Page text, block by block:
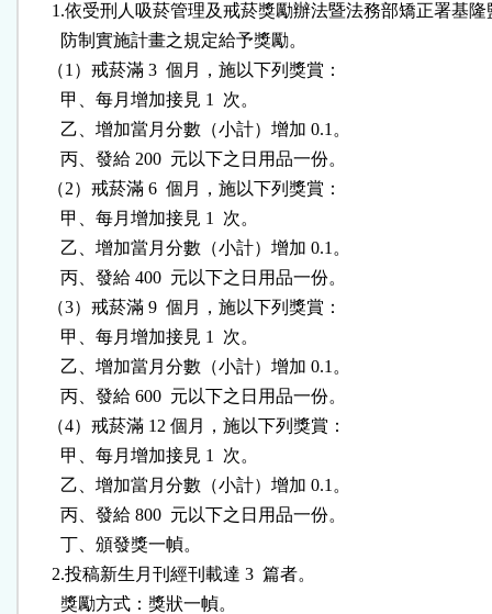
1.依受刑人吸菸管理及戒菸獎勵辦法暨法務部矯正署基
        防制實施計畫之規定給予獎勵。
     （1）戒菸滿 3  個月，施以下列獎賞：
        甲、每月增加接見 1  次。
        乙、增加當月分數（小計）增加 0.1。
        丙、發給 200  元以下之日用品一份。
     （2）戒菸滿 6  個月，施以下列獎賞：
        甲、每月增加接見 1  次。
        乙、增加當月分數（小計）增加 0.1。
        丙、發給 400  元以下之日用品一份。
     （3）戒菸滿 9  個月，施以下列獎賞：
        甲、每月增加接見 1  次。
        乙、增加當月分數（小計）增加 0.1。
        丙、發給 600  元以下之日用品一份。
     （4）戒菸滿 12 個月，施以下列獎賞：
        甲、每月增加接見 1  次。
        乙、增加當月分數（小計）增加 0.1。
        丙、發給 800  元以下之日用品一份。
        丁、頒發獎一幀。
      2.投稿新生月刊經刊載達 3  篇者。
        獎勵方式：獎狀一幀。